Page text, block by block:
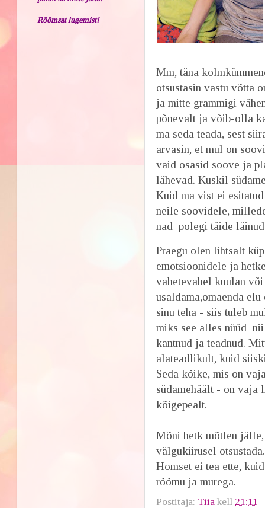
Mm, täna
otsustasin vastu võtta
ja mitte grammigi
põnevalt ja võib-olla
ma seda teada, sest
arvasin, et mul on
vaid osasid soove ja
lähevad. Kuskil
Kuid ma vist ei
neile soovidele,
nad polegi täide
Praegu olen lihtsalt
emotsioonidele ja
vahetevahel kuulan
usaldama,omaenda
sinu teha - siis tuleb
miks see alles nüüd
kantnud ja teadnud.
alateadlikult, kuid
Seda kõike, mis on
südamehäält - on vaja
kõigepealt.
Mõni hetk mõtlen
välgukiirusel
Homset ei tea ette,
rõõmu ja murega.
Postitaja: Tiia kell 21:11
Rõõmsat lugemist!